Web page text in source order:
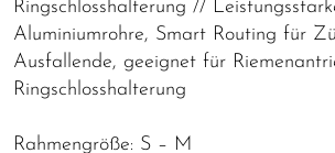
Ringschlosshalterung //
Aluminiumrohre, Smart Routing für
Ausfallende, geeignet für
Ringschlosshalterung
Rahmengröße: S – M